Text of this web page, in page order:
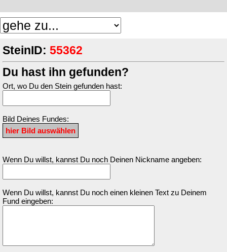
SteinID: 55362
Du hast ihn gefunden?
Ort, wo Du den Stein gefunden hast:
Bild Deines Fundes:
Wenn Du willst, kannst Du noch Deinen Nickname angeben:
Wenn Du willst, kannst Du noch einen kleinen Text zu Deinem
Fund eingeben: